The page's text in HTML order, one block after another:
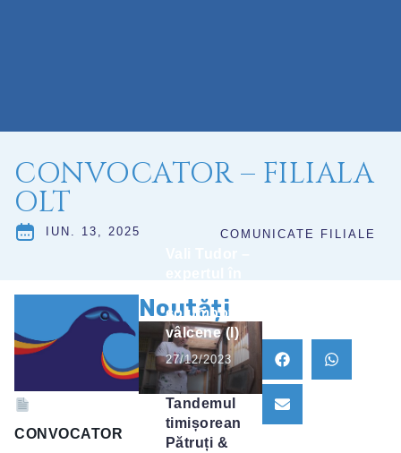
CONVOCATOR – FILIALA
OLT
IUN. 13, 2025 COMUNICATE FILIALE
CONVOCATOR
Noutăți
columbofiliei
vâlcene (I)
27/12/2023
Tandemul
timișorean
Pătruți &